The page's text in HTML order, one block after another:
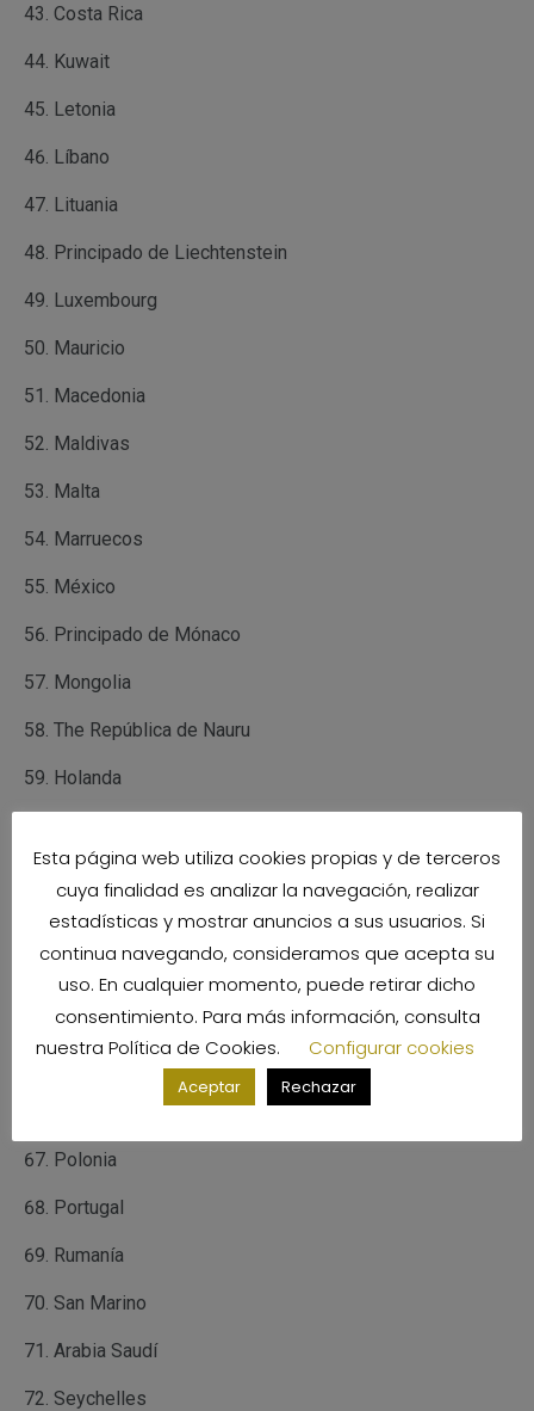
Costa Rica
Kuwait
Letonia
Líbano
Lituania
Principado de Liechtenstein
Luxembourg
Mauricio
Macedonia
Maldivas
Malta
Marruecos
México
Principado de Mónaco
Mongolia
The República de Nauru
Holanda
Noruega
Emiratos Árabes
Sultanato de Omán
República de Palau
Polonia
Portugal
Rumanía
San Marino
Arabia Saudí
Seychelles
Esta página web utiliza cookies propias y de terceros
cuya finalidad es analizar la navegación, realizar
estadísticas y mostrar anuncios a sus usuarios. Si
continua navegando, consideramos que acepta su
uso. En cualquier momento, puede retirar dicho
consentimiento. Para más información, consulta
nuestra Política de Cookies. Configurar cookies
Aceptar Rechazar